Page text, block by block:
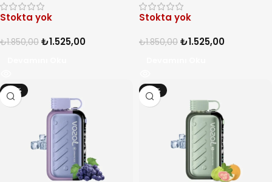
Stokta yok
₺1.850,00 ₺1.525,00
Stokta yok
₺1.850,00 ₺1.525,00
-18% -18%